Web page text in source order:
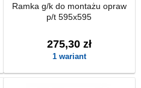
Ramka g/k do montażu opraw
p/t 595x595
275,30 zł
1 wariant